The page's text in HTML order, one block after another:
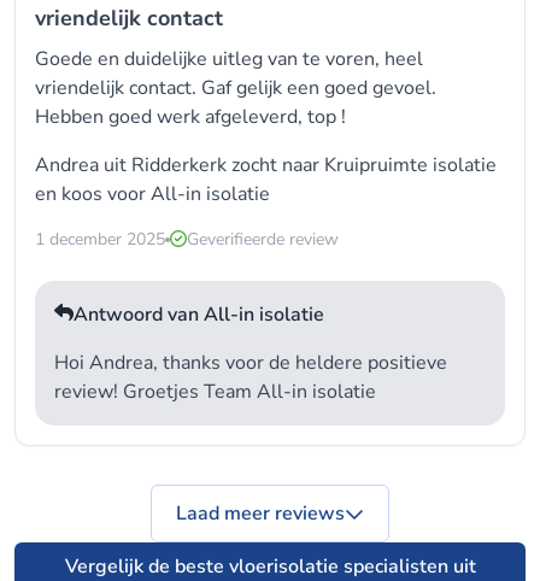
vriendelijk contact
Goede en duidelijke uitleg van te voren, heel
vriendelijk contact. Gaf gelijk een goed gevoel.
Hebben goed werk afgeleverd, top !
Andrea uit Ridderkerk zocht naar Kruipruimte isolatie
en koos voorAll-in isolatie
1 december 2025 Geverifieerde review
Antwoord van All-in isolatie
Hoi Andrea, thanks voor de heldere positieve
review! Groetjes Team All-in isolatie
Vergelijk de beste vloerisolatie specialisten uit
Laad meer reviews